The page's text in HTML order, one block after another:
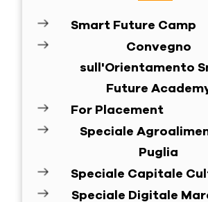
Smart Future Camp
Convegno
sull'Orientamento
Future
For Placement
Speciale
Puglia
Speciale Capitale
Speciale Digitale